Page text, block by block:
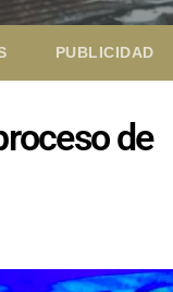
PUBLICIDAD
de